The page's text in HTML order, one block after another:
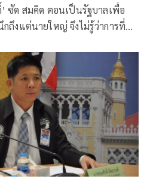
ซัด สมคิด ตอนเป็นรัฐบาลเพื่อ
กถึงแต่นายใหญ่ จึงไม่รู้ว่าการที่